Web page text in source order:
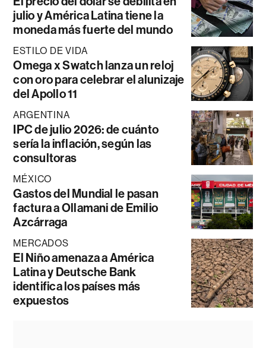
julio y América Latina tiene la
moneda más fuerte del mundo
ESTILO DE VIDA
Omega x Swatch lanza un reloj
con oro para celebrar el alunizaje
del Apollo 11
ARGENTINA
IPC de julio 2026: de cuánto
sería la inflación, según las
consultoras
MÉXICO
Gastos del Mundial le pasan
factura a Ollamani de Emilio
Azcárraga
MERCADOS
El Niño amenaza a América
Latina y Deutsche Bank
identifica los países más
expuestos